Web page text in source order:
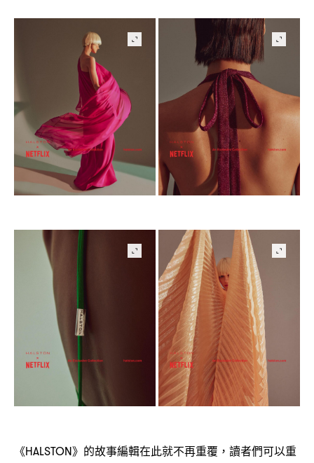
《HALSTON》的故事編輯在此就不再重覆 ， 讀者們可以重